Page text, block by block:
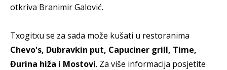
otkriva Branimir Galović.
Txogitxu se za sada može kušati u restoranima
Chevo's, Dubravkin put, Capuciner grill, Time,
Đurina hiža i Mostovi. Za više informacija posjetite